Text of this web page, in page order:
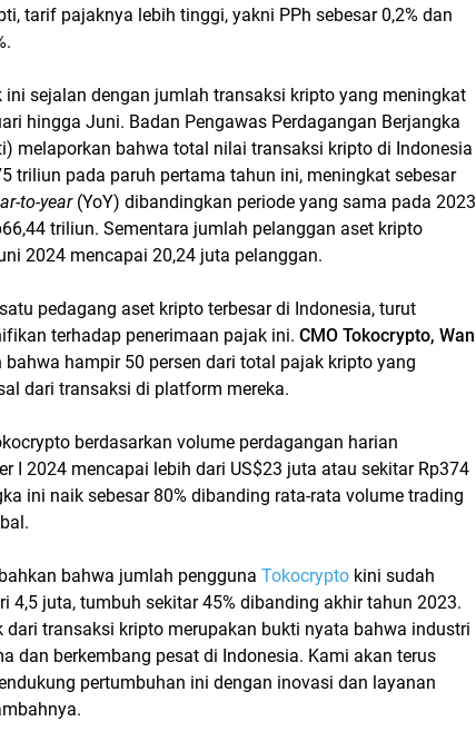
tarif pajaknya lebih tinggi, yakni PPh sebesar 0,2% dan
ini sejalan dengan jumlah transaksi kripto yang meningkat
hingga Juni. Badan Pengawas Perdagangan Berjangka
melaporkan bahwa total nilai transaksi kripto di Indonesia
triliun pada paruh pertama tahun ini, meningkat sebesar
to-year (YoY) dibandingkan periode yang sama pada 2023
triliun. Sementara jumlah pelanggan aset kripto
2024 mencapai 20,24 juta pelanggan.
pedagang aset kripto terbesar di Indonesia, turut
terhadap penerimaan pajak ini. CMO Tokocrypto, Wan
bahwa hampir 50 persen dari total pajak kripto yang
dari transaksi di platform mereka.
berdasarkan volume perdagangan harian
I 2024 mencapai lebih dari US$23 juta atau sekitar Rp374
ini naik sebesar 80% dibanding rata-rata volume trading
bahwa jumlah pengguna Tokocrypto kini sudah
4,5 juta, tumbuh sekitar 45% dibanding akhir tahun 2023.
dari transaksi kripto merupakan bukti nyata bahwa industri
dan berkembang pesat di Indonesia. Kami akan terus
pertumbuhan ini dengan inovasi dan layanan